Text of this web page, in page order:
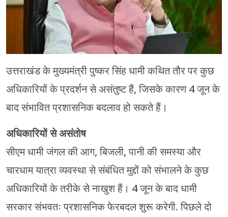
उत्तराखंड के मुख्यमंत्री पुष्कर सिंह धामी कथित तौर पर कुछ
अधिकारियों के प्रदर्शन से असंतुष्ट हैं, जिसके कारण 4 जून के
बाद संभावित प्रशासनिक बदलाव हो सकते हैं।
अधिकारियों से असंतोष
सीएम धामी जंगल की आग, बिजली, पानी की समस्या और
चारधाम यात्रा व्यवस्था से संबंधित मुद्दों को संभालने के कुछ
अधिकारियों के तरीके से नाखुश हैं। 4 जून के बाद धामी
सरकार संभवतः प्रशासनिक फेरबदल शुरू करेगी. पिछले दो
नैनीताल